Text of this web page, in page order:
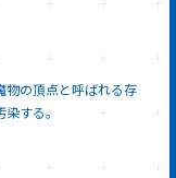
物の頂点と呼ばれる存
する。